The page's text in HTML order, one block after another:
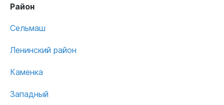
Район
Сельмаш
Ленинский район
Каменка
Западный